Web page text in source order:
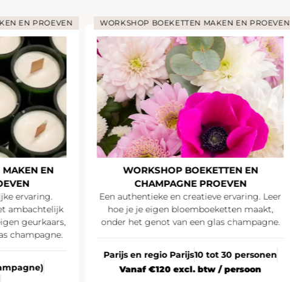
EN PROEVEN
EN
ervaring.
ambachtelijk
geurkaars,
champagne.
WORKSHOP BOEKETTEN MAKEN EN PROEVEN
WORKSHOP BOEKETTEN EN
CHAMPAGNE PROEVEN
Een authentieke en creatieve ervaring. Leer
hoe je je eigen bloemboeketten maakt,
onder het genot van een glas champagne.
Parijs en regio Parijs10 tot 30 personen
Vanaf €120 excl. btw / persoon